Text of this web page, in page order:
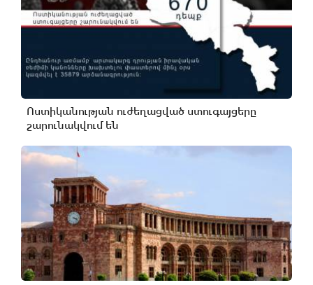
Ոստիկանության ուժեղացված ստուգայցերը
շարունակվում են